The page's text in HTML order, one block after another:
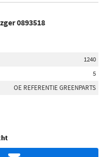
0893518
1240
5
OE REFERENTIE GREENPARTS